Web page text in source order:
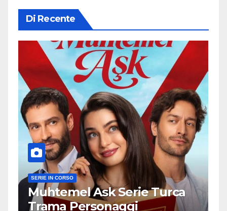
Di Recente
SERIE IN CORSO
Muhtemel Ask Serie Turca
Trama Personaggi